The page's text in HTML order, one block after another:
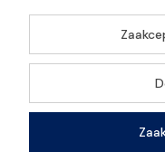
Pokaż
Sklep